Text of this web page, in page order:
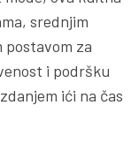
srednjim
za
i podršku
ići na čas